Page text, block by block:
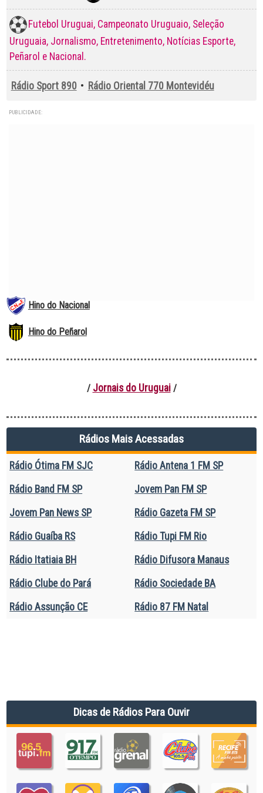
Futebol Uruguai, Campeonato Uruguaio, Seleção
Uruguaia, Jornalismo, Entretenimento, Notícias Esporte,
Peñarol e Nacional.
Rádio Sport 890 • Rádio Oriental 770 Montevidéu
PUBLICIDADE:
Hino do Nacional
Hino do Peñarol
/ Jornais do Uruguai/
Rádios Mais Acessadas
Rádio Ótima FM SJC
Rádio Antena 1 FM SP
Rádio Band FM SP
Jovem Pan FM SP
Jovem Pan News SP
Rádio Gazeta FM SP
Rádio Guaíba RS
Rádio Tupi FM Rio
Rádio Itatiaia BH
Rádio Difusora Manaus
Rádio Clube do Pará
Rádio Sociedade BA
Rádio Assunção CE
Rádio 87 FM Natal
Dicas de Rádios Para Ouvir